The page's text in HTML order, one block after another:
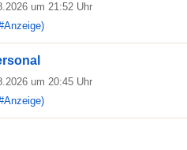
um 21:52 Uhr
um 20:45 Uhr